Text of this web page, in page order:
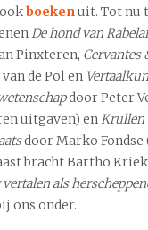
boekenuit. Tot nu
De hond van
Pinxteren, Cervantes
de Pol en
door Peter
uitgaven) enKrullen
door Marko Fondse
bracht Bartho
als
ons onder.